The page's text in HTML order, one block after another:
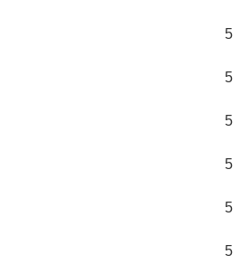
5
5
5
5
5
5